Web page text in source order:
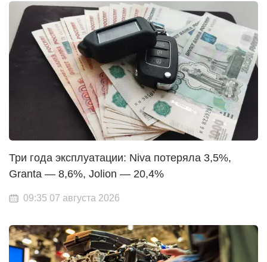
Три года эксплуатации: Niva потеряла 3,5%,
Granta — 8,6%, Jolion — 20,4%
09:35 07 августа 2026